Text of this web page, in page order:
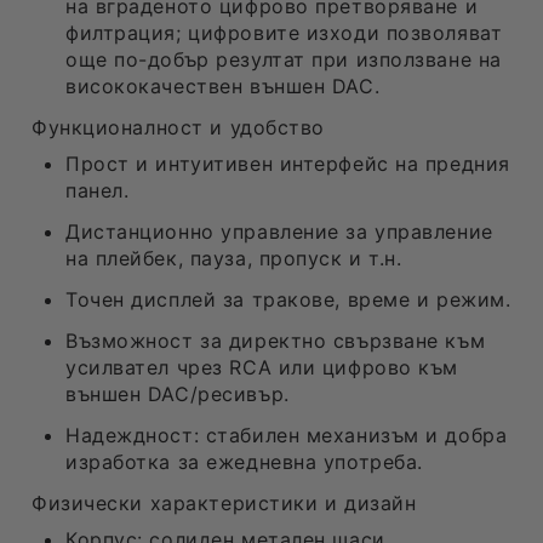
на вграденото цифрово претворяване и
филтрация; цифровите изходи позволяват
още по-добър резултат при използване на
висококачествен външен DAC.
Функционалност и удобство
Прост и интуитивен интерфейс на предния
панел.
Дистанционно управление за управление
на плейбек, пауза, пропуск и т.н.
Точен дисплей за тракове, време и режим.
Възможност за директно свързване към
усилвател чрез RCA или цифрово към
външен DAC/ресивър.
Надеждност: стабилен механизъм и добра
изработка за ежедневна употреба.
Физически характеристики и дизайн